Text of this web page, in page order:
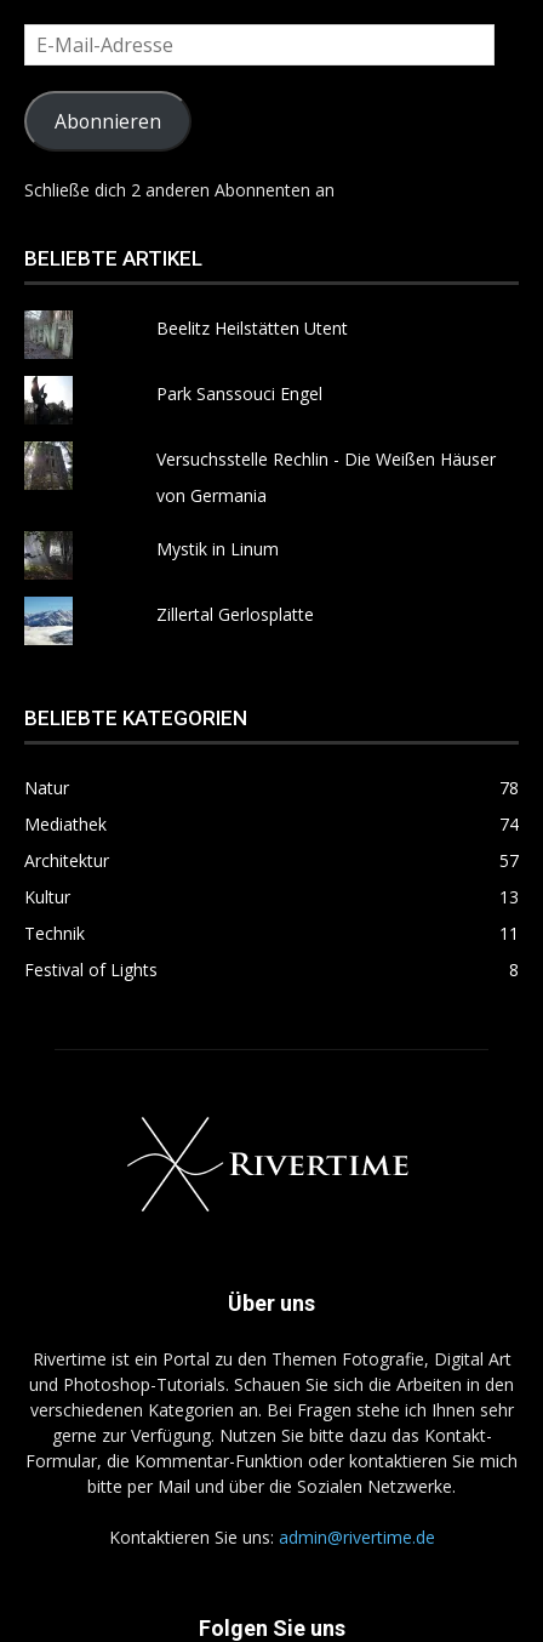
E-
Mail-
Adresse
Abonnieren
Schließe dich 2 anderen Abonnenten an
BELIEBTE ARTIKEL
Beelitz Heilstätten Utent
Park Sanssouci Engel
Versuchsstelle Rechlin - Die Weißen Häuser
von Germania
Mystik in Linum
Zillertal Gerlosplatte
BELIEBTE KATEGORIEN
Natur
78
Mediathek
74
Architektur
57
Kultur
13
Technik
11
Festival of Lights
8
Über uns
Rivertime ist ein Portal zu den Themen Fotografie, Digital Art
und Photoshop-Tutorials. Schauen Sie sich die Arbeiten in den
verschiedenen Kategorien an. Bei Fragen stehe ich Ihnen sehr
gerne zur Verfügung. Nutzen Sie bitte dazu das Kontakt-
Formular, die Kommentar-Funktion oder kontaktieren Sie mich
bitte per Mail und über die Sozialen Netzwerke.
Kontaktieren Sie uns: admin@rivertime.de
Folgen Sie uns